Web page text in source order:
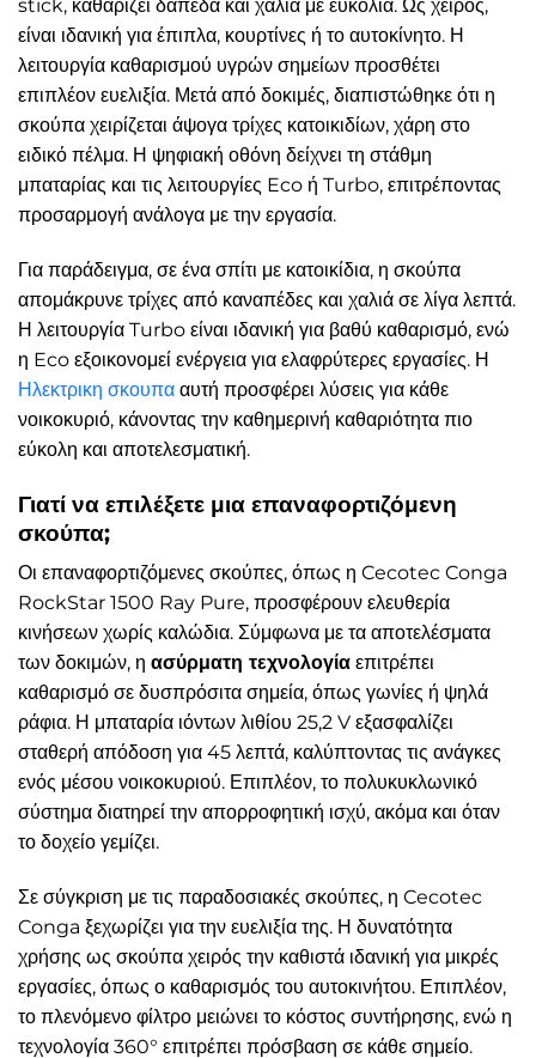
stick, καθαρίζει δάπεδα και χαλιά με ευκολία. Ως χειρός,
είναι ιδανική για έπιπλα, κουρτίνες ή το αυτοκίνητο. Η
λειτουργία καθαρισμού υγρών σημείων προσθέτει
επιπλέον ευελιξία. Μετά από δοκιμές, διαπιστώθηκε ότι η
σκούπα χειρίζεται άψογα τρίχες κατοικιδίων, χάρη στο
ειδικό πέλμα. Η ψηφιακή οθόνη δείχνει τη στάθμη
μπαταρίας και τις λειτουργίες Eco ή Turbo, επιτρέποντας
προσαρμογή ανάλογα με την εργασία.
Για παράδειγμα, σε ένα σπίτι με κατοικίδια, η σκούπα
απομάκρυνε τρίχες από καναπέδες και χαλιά σε λίγα λεπτά.
Η λειτουργία Turbo είναι ιδανική για βαθύ καθαρισμό, ενώ
η Eco εξοικονομεί ενέργεια για ελαφρύτερες εργασίες. Η
Ηλεκτρικη σκουπα αυτή προσφέρει λύσεις για κάθε
νοικοκυριό, κάνοντας την καθημερινή καθαριότητα πιο
εύκολη και αποτελεσματική.
Γιατί να επιλέξετε μια επαναφορτιζόμενη
σκούπα;
Οι επαναφορτιζόμενες σκούπες, όπως η Cecotec Conga
RockStar 1500 Ray Pure, προσφέρουν ελευθερία
κινήσεων χωρίς καλώδια. Σύμφωνα με τα αποτελέσματα
των δοκιμών, η ασύρματη τεχνολογία επιτρέπει
καθαρισμό σε δυσπρόσιτα σημεία, όπως γωνίες ή ψηλά
ράφια. Η μπαταρία ιόντων λιθίου 25,2 V εξασφαλίζει
σταθερή απόδοση για 45 λεπτά, καλύπτοντας τις ανάγκες
ενός μέσου νοικοκυριού. Επιπλέον, το πολυκυκλωνικό
σύστημα διατηρεί την απορροφητική ισχύ, ακόμα και όταν
το δοχείο γεμίζει.
Σε σύγκριση με τις παραδοσιακές σκούπες, η Cecotec
Conga ξεχωρίζει για την ευελιξία της. Η δυνατότητα
χρήσης ως σκούπα χειρός την καθιστά ιδανική για μικρές
εργασίες, όπως ο καθαρισμός του αυτοκινήτου. Επιπλέον,
το πλενόμενο φίλτρο μειώνει το κόστος συντήρησης, ενώ η
τεχνολογία 360° επιτρέπει πρόσβαση σε κάθε σημείο.